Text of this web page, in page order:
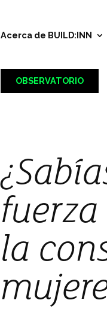
Acerca de BUILD:INN
OBSERVATORIO
la